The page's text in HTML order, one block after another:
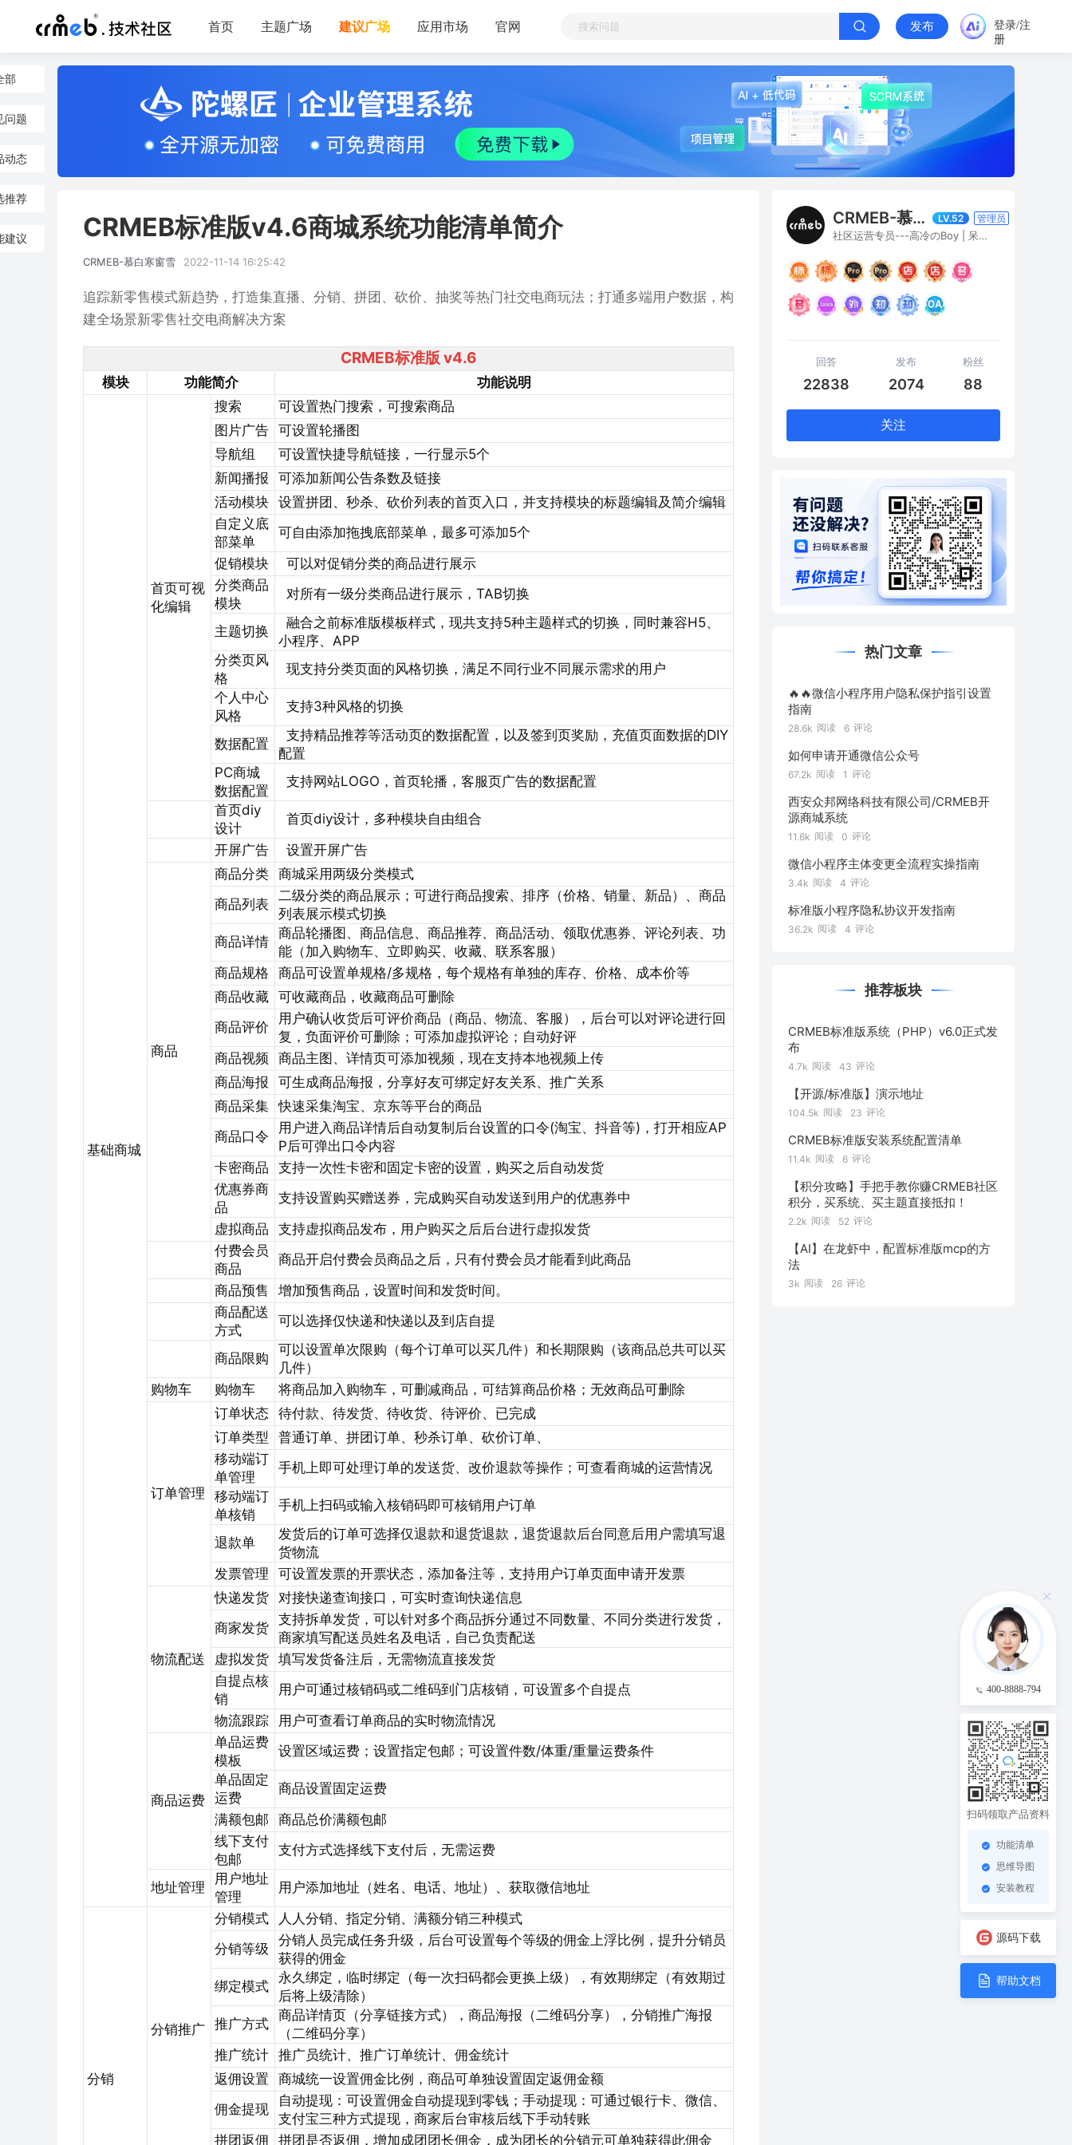
首页 主题广场 建议广场 应用市场 官网 发布
登录/注
册
部
问题
动态
推荐
建议 CRMEB标准版v4.6商城系统功能清单简介
CRMEB-慕白寒窗雪 2022-11-14 16:25:42
追踪新零售模式新趋势，打造集直播、分销、拼团、砍价、抽奖等热门社交电商玩法；打通多端用户数据，构
建全场景新零售社交电商解决方案
CRMEB标准版 v4.6
模块 功能简介 功能说明
基础商城
首页可视
化编辑
搜索
可设置热门搜索，可搜索商品
图片广告 可设置轮播图
导航组
可设置快捷导航链接，一行显示5个
新闻播报
可添加新闻公告条数及链接
活动模块 设置拼团、秒杀、砍价列表的首页入口，并支持模块的标题编辑及简介编辑
自定义底
部菜单
可自由添加拖拽底部菜单，最多可添加5个
促销模块
可以对促销分类的商品进行展示
分类商品
模块
对所有一级分类商品进行展示，TAB切换
主题切换
融合之前标准版模板样式，现共支持5种主题样式的切换，同时兼容H5、
小程序、APP
分类页风
格
现支持分类页面的风格切换，满足不同行业不同展示需求的用户
个人中心
风格
支持3种风格的切换
数据配置
支持精品推荐等活动页的数据配置，以及签到页奖励，充值页面数据的DIY
配置
PC商城
数据配置
支持网站LOGO，首页轮播，客服页广告的数据配置
首页diy
设计
首页diy设计，多种模块自由组合
开屏广告
设置开屏广告
商品
商品分类 商城采用两级分类模式
商品列表
二级分类的商品展示；可进行商品搜索、排序（价格、销量、新品）、商品
列表展示模式切换
商品详情
商品轮播图、商品信息、商品推荐、商品活动、领取优惠券、评论列表、功
能（加入购物车、立即购买、收藏、联系客服）
商品规格
商品可设置单规格/多规格，每个规格有单独的库存、价格、成本价等
商品收藏 可收藏商品，收藏商品可删除
商品评价
用户确认收货后可评价商品（商品、物流、客服），后台可以对评论进行回
复，负面评价可删除；可添加虚拟评论；自动好评
商品视频
商品主图、详情页可添加视频，现在支持本地视频上传
商品海报
可生成商品海报，分享好友可绑定好友关系、推广关系
商品采集 快速采集淘宝、京东等平台的商品
商品口令
用户进入商品详情后自动复制后台设置的口令(淘宝、抖音等)，打开相应AP
P后可弹出口令内容
卡密商品
支持一次性卡密和固定卡密的设置，购买之后自动发货
优惠券商
品
支持设置购买赠送券，完成购买自动发送到用户的优惠券中
虚拟商品
支持虚拟商品发布，用户购买之后后台进行虚拟发货
付费会员
商品
商品开启付费会员商品之后，只有付费会员才能看到此商品
商品预售
增加预售商品，设置时间和发货时间。
商品配送
方式
可以选择仅快递和快递以及到店自提
商品限购
可以设置单次限购（每个订单可以买几件）和长期限购（该商品总共可以买
几件）
购物车
购物车 将商品加入购物车，可删减商品，可结算商品价格；无效商品可删除
订单管理
订单状态 待付款、待发货、待收货、待评价、已完成
订单类型
普通订单、拼团订单、秒杀订单、砍价订单、
移动端订
单管理
手机上即可处理订单的发送货、改价退款等操作；可查看商城的运营情况
移动端订
单核销
手机上扫码或输入核销码即可核销用户订单
退款单
发货后的订单可选择仅退款和退货退款，退货退款后台同意后用户需填写退
货物流
发票管理
可设置发票的开票状态，添加备注等，支持用户订单页面申请开发票
物流配送
快递发货 对接快递查询接口，可实时查询快递信息
商家发货
支持拆单发货，可以针对多个商品拆分通过不同数量、不同分类进行发货，
商家填写配送员姓名及电话，自己负责配送
虚拟发货 填写发货备注后，无需物流直接发货
自提点核
销
用户可通过核销码或二维码到门店核销，可设置多个自提点
物流跟踪
用户可查看订单商品的实时物流情况
商品运费
单品运费
模板
设置区域运费；设置指定包邮；可设置件数/体重/重量运费条件
单品固定
运费
商品设置固定运费
满额包邮
商品总价满额包邮
线下支付
包邮
支付方式选择线下支付后，无需运费
地址管理
用户地址
管理
用户添加地址（姓名、电话、地址）、获取微信地址
分销
分销推广
分销模式
人人分销、指定分销、满额分销三种模式
分销等级
分销人员完成任务升级，后台可设置每个等级的佣金上浮比例，提升分销员
获得的佣金
绑定模式
永久绑定，临时绑定（每一次扫码都会更换上级），有效期绑定（有效期过
后将上级清除）
推广方式
商品详情页（分享链接方式），商品海报（二维码分享），分销推广海报
（二维码分享）
推广统计 推广员统计、推广订单统计、佣金统计
返佣设置
商城统一设置佣金比例，商品可单独设置固定返佣金额
佣金提现
自动提现：可设置佣金自动提现到零钱；手动提现：可通过银行卡、微信、
支付宝三种方式提现，商家后台审核后线下手动转账
拼团返佣
拼团是否返佣，增加成团团长佣金，成为团长的分销元可单独获得此佣金
CRMEB-慕白寒窗雪 LV.52 管理员
社区运营专员---高冷のBoy | 呆萌のGirl
回答
22838
发布
2074
粉丝
88
关注
热门文章
🔥🔥微信小程序用户隐私保护指引设置
指南
28.6k 阅读 6 评论
如何申请开通微信公众号
67.2k 阅读 1 评论
西安众邦网络科技有限公司/CRMEB开
源商城系统
11.6k 阅读 0 评论
微信小程序主体变更全流程实操指南
3.4k 阅读 4 评论
标准版小程序隐私协议开发指南
36.2k 阅读 4 评论
推荐板块
CRMEB标准版系统（PHP）v6.0正式发
布
4.7k 阅读 43 评论
【开源/标准版】演示地址
104.5k 阅读 23 评论
CRMEB标准版安装系统配置清单
11.4k 阅读 6 评论
【积分攻略】手把手教你赚CRMEB社区
积分，买系统、买主题直接抵扣！
2.2k 阅读 52 评论
【AI】在龙虾中，配置标准版mcp的方
法
3k 阅读 26 评论
400-8888-794
扫码领取产品资料
功能清单
思维导图
安装教程
源码下载
帮助文档